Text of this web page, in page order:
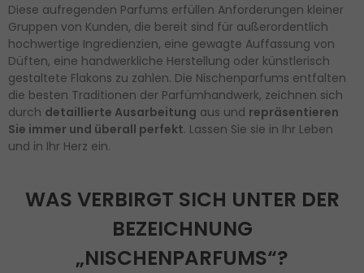
Diese aufregenden Parfums erfüllen Anforderungen kleiner
Gruppen von Kunden, die bereit sind für außerordentlich
hochwertige Ingredienzien, eine gewagte Auffassung von
Düften, eine handwerkliche Herstellung oder künstlerisch
gestaltete Flakons zu zahlen. Die Nischenparfums entfalten
die besten Traditionen der Parfümhandwerk, zeichnen sich
durch detaillierte Ausarbeitung aus und repräsentieren
Sie immer und überall perfekt. Lassen Sie sie in Ihr Leben
und in Ihr Herz ein.
WAS VERBIRGT SICH UNTER DER
BEZEICHNUNG
„NISCHENPARFUMS“?